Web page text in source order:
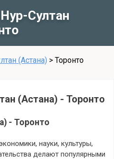
Султан
(Астана) > Торонто
(Астана) - Торонто
- Торонто
науки, культуры,
делают популярными